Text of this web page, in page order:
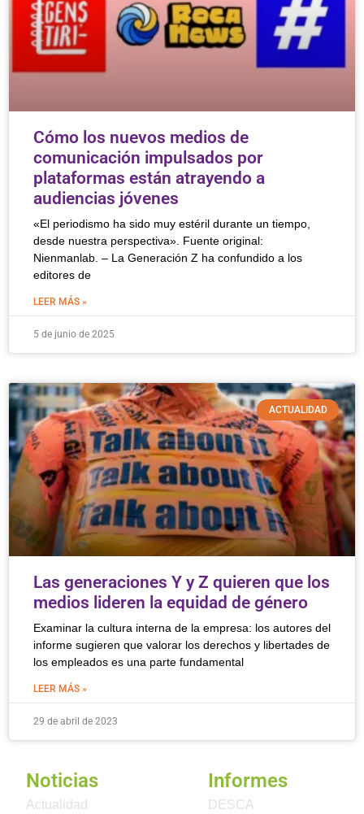
Cómo los nuevos medios de
comunicación impulsados por
plataformas están atrayendo a
audiencias jóvenes
«El periodismo ha sido muy estéril durante un tiempo,
desde nuestra perspectiva». Fuente original:
Nienmanlab. – La Generación Z ha confundido a los
editores de
LEER MÁS »
5 de junio de 2025
ACTUALIDAD
Las generaciones Y y Z quieren que los
medios lideren la equidad de género
Examinar la cultura interna de la empresa: los autores del
informe sugieren que valorar los derechos y libertades de
los empleados es una parte fundamental
LEER MÁS »
29 de abril de 2023
Noticias
Actualidad
Informes
DESCA